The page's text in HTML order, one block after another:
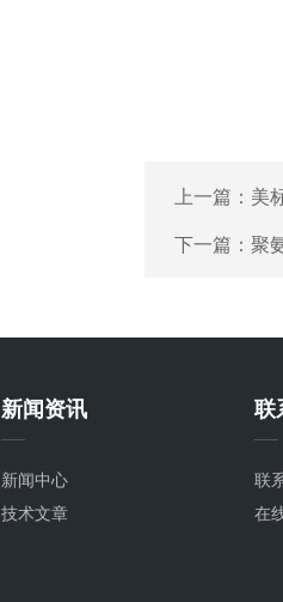
上一篇： 美
下一篇： 聚
新闻资讯
新闻中心
技术文章
联
联
在